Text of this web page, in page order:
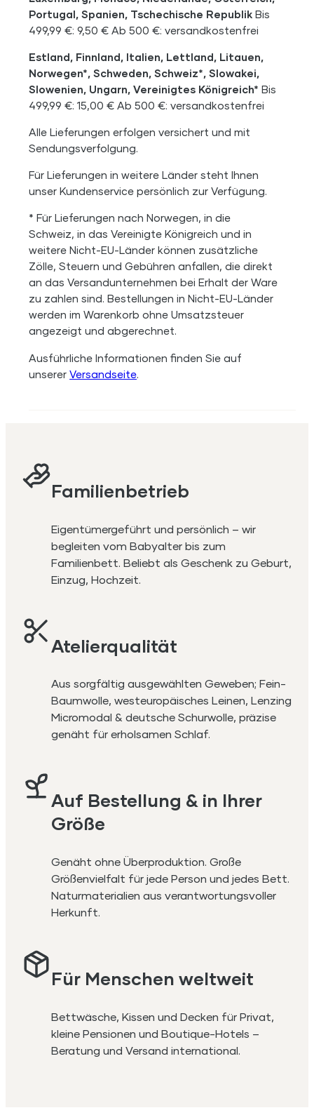
Portugal, Spanien, Tschechische Republik Bis
499,99 €: 9,50 € Ab 500 €: versandkostenfrei
Estland, Finnland, Italien, Lettland, Litauen,
Norwegen*, Schweden, Schweiz*, Slowakei,
Slowenien, Ungarn, Vereinigtes Königreich* Bis
499,99 €: 15,00 € Ab 500 €: versandkostenfrei
Alle Lieferungen erfolgen versichert und mit
Sendungsverfolgung.
Für Lieferungen in weitere Länder steht Ihnen
unser Kundenservice persönlich zur Verfügung.
* Für Lieferungen nach Norwegen, in die
Schweiz, in das Vereinigte Königreich und in
weitere Nicht-EU-Länder können zusätzliche
Zölle, Steuern und Gebühren anfallen, die direkt
an das Versandunternehmen bei Erhalt der Ware
zu zahlen sind. Bestellungen in Nicht-EU-Länder
werden im Warenkorb ohne Umsatzsteuer
angezeigt und abgerechnet.
Ausführliche Informationen finden Sie auf
unsererVersandseite
Familienbetrieb
Eigentümergeführt und persönlich – wir
begleiten vom Babyalter bis zum
Familienbett. Beliebt als Geschenk zu Geburt,
Einzug, Hochzeit.
Atelierqualität
Aus sorgfältig ausgewählten Geweben; Fein-
Baumwolle, westeuropäisches Leinen, Lenzing
Micromodal & deutsche Schurwolle, präzise
genäht für erholsamen Schlaf.
Auf Bestellung & in Ihrer
Größe
Genäht ohne Überproduktion. Große
Größenvielfalt für jede Person und jedes Bett.
Naturmaterialien aus verantwortungsvoller
Herkunft.
Für Menschen weltweit
Bettwäsche, Kissen und Decken für Privat,
kleine Pensionen und Boutique-Hotels –
Beratung und Versand international.